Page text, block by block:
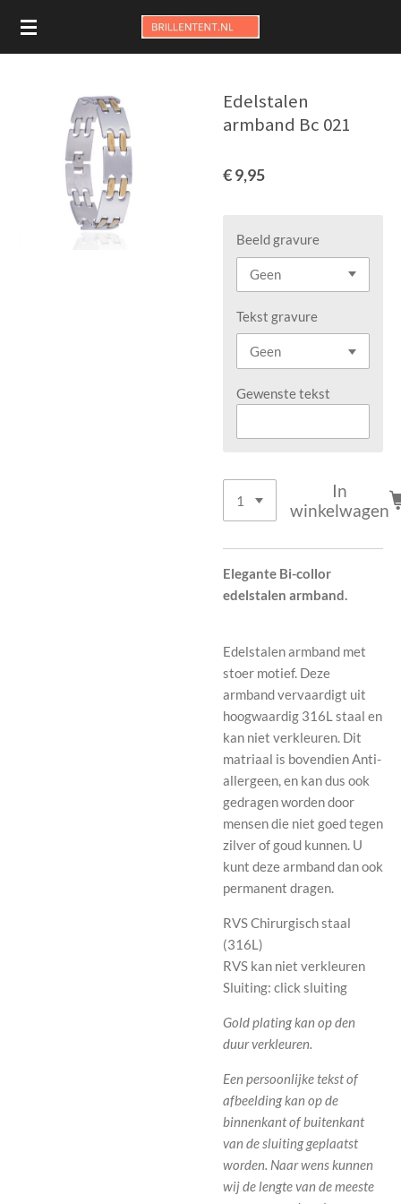
Ga
direct
hoofdinhoud
Edelstalen
armband Bc 021
€ 9,95
Beeld gravure
Tekst gravure
Gewenste tekst
In
winkelwagen
Elegante Bi-collor
edelstalen armband.
Edelstalen armband met
stoer motief. Deze
armband vervaardigt uit
hoogwaardig 316L staal en
kan niet verkleuren. Dit
matriaal is bovendien Anti-
allergeen, en kan dus ook
gedragen worden door
mensen die niet goed tegen
zilver of goud kunnen. U
kunt deze armband dan ook
permanent dragen.
RVS Chirurgisch staal
(316L)
RVS kan niet verkleuren
Sluiting: click sluiting
Gold plating kan op den
duur verkleuren.
Een persoonlijke tekst of
afbeelding kan op de
binnenkant of buitenkant
van de sluiting geplaatst
worden. Naar wens kunnen
wij de lengte van de meeste